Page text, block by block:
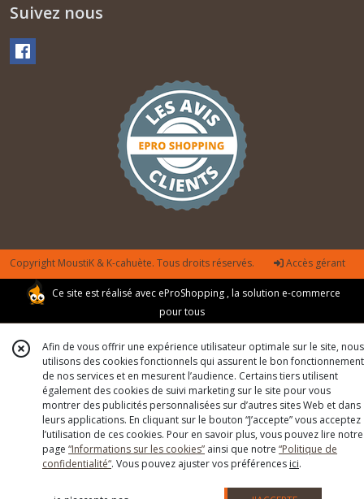
Suivez nous
Copyright MoustiK & K-cahuète. Tous droits réservés. Accès gérant
Ce site est réalisé avec eProShopping , la solution e-commerce
pour tous
Afin de vous offrir une expérience utilisateur optimale sur le site, nous
utilisons des cookies fonctionnels qui assurent le bon fonctionnement
de nos services et en mesurent l’audience. Certains tiers utilisent
également des cookies de suivi marketing sur le site pour vous
montrer des publicités personnalisées sur d’autres sites Web et dans
leurs applications. En cliquant sur le bouton “J’accepte” vous acceptez
l’utilisation de ces cookies. Pour en savoir plus, vous pouvez lire notre
page “Informations sur les cookies” ainsi que notre “Politique de
confidentialité“. Vous pouvez ajuster vos préférences ici.